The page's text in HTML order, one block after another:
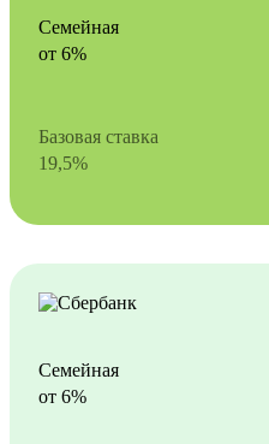
Семейная
от 6%
Базовая ставка
19,5%
Семейная
от 6%